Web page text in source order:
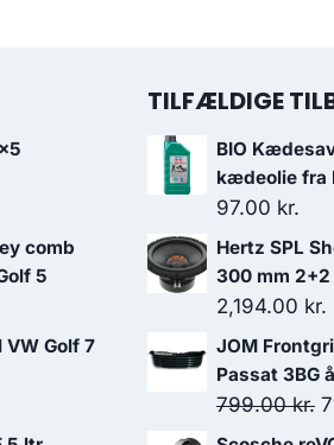
kr..
comb
5
Golf 7
TILFÆLDIGE
BIO
kædeolie fra
97.00 kr.
Hertz SPL
300 mm 2+2
2,194.00 kr.
JOM
Passat 3BG
799.00kr.